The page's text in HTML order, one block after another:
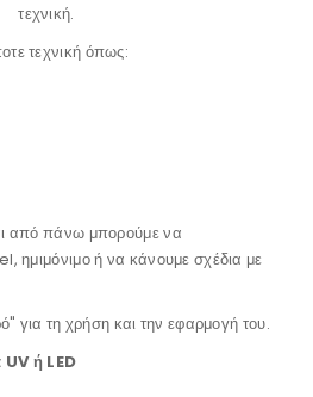
τεχνική.
τεχνική όπως:
από πάνω μπορούμε να
ημιμόνιμο ή να κάνουμε σχέδια με
για τη χρήση και την εφαρμογή του.
UV ή LED